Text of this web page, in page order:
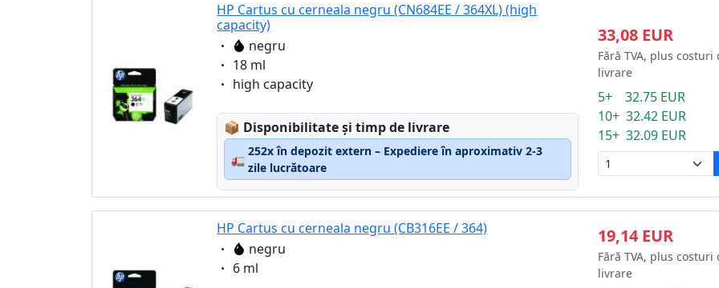
HP Cartus cu cerneala negru (CN684EE / 364XL) (high
capacity)
Eigenschaft:
negru
Eigenschaft:
18 ml
Eigenschaft:
high capacity
📦 Lagerstatus:
Disponibilitate și timp de livrare
🚛
252x în depozit extern – Expediere în aproximativ 2-3
zile lucrătoare
33,08 EUR
Fără TVA, plus costuri
livrare
5+ 32.75 EUR
10+ 32.42 EUR
15+ 32.09 EUR
HP Cartus cu cerneala negru (CB316EE / 364)
Eigenschaft:
negru
Eigenschaft:
6 ml
19,14 EUR
Fără TVA, plus costuri
livrare